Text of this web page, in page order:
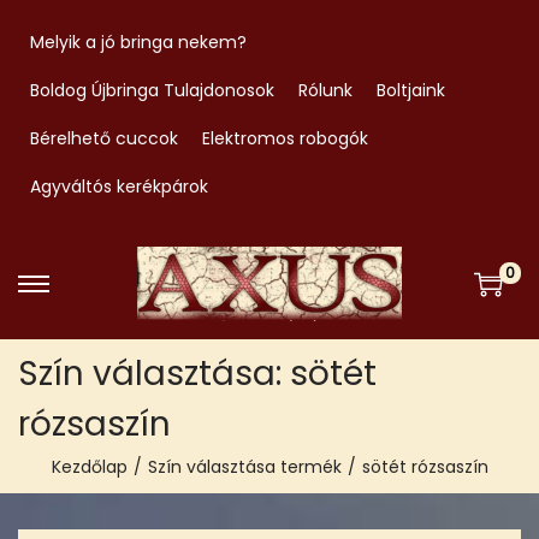
Melyik a jó bringa nekem?
Boldog Újbringa Tulajdonosok
Rólunk
Boltjaink
Bérelhető cuccok
Elektromos robogók
Agyváltós kerékpárok
S
i
o
n
S
i
o
c
0
Szín választása: sötét
rózsaszín
Kezdőlap / Szín választása termék / sötét rózsaszín